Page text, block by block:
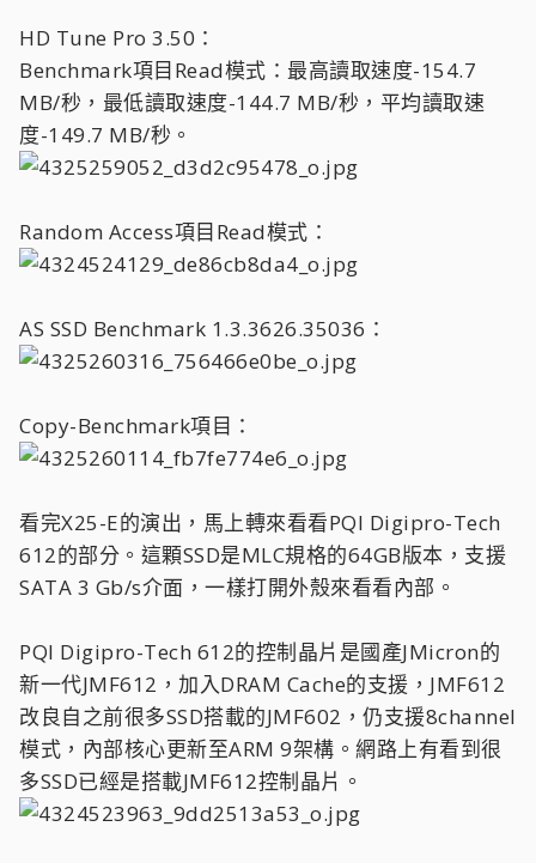
HD Tune Pro 3.50：
Benchmark項目Read模式：最高讀取速度-154.7
MB/秒，最低讀取速度-144.7 MB/秒，平均讀取速
度-149.7 MB/秒。
Random Access項目Read模式：
AS SSD Benchmark 1.3.3626.35036：
Copy-Benchmark項目：
看完X25-E的演出，馬上轉來看看PQI Digipro-Tech
612的部分。這顆SSD是MLC規格的64GB版本，支援
SATA 3 Gb/s介面，一樣打開外殼來看看內部。
PQI Digipro-Tech 612的控制晶片是國產JMicron的
新一代JMF612，加入DRAM Cache的支援，JMF612
改良自之前很多SSD搭載的JMF602，仍支援8channel
模式，內部核心更新至ARM 9架構。網路上有看到很
多SSD已經是搭載JMF612控制晶片。